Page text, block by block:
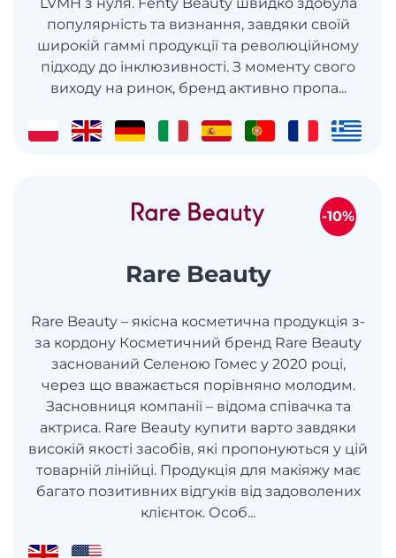
LVMH з нуля. Fenty Beauty швидко здобула
популярність та визнання, завдяки своїй
широкій гаммі продукції та революційному
підходу до інклюзивності. З моменту свого
виходу на ринок, бренд активно пропа...
Rare Beauty
Rare Beauty – якісна косметична продукція з-
за кордону Косметичний бренд Rare Beauty
заснований Селеною Гомес у 2020 році,
через що вважається порівняно молодим.
Засновниця компанії – відома співачка та
актриса. Rare Beauty купити варто завдяки
високій якості засобів, які пропонуються у цій
товарній лінійці. Продукція для макіяжу має
багато позитивних відгуків від задоволених
клієнток. Особ...
-10%